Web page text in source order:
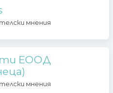
мнения
ЕООД
мнения